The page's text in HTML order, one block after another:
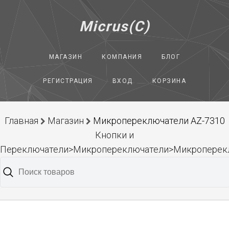
Micrus(C)
МАГАЗИН КОМПАНИЯ БЛОГ
РЕГИСТРАЦИЯ ВХОД КОРЗИНА
Главная Магазин
Микропереключатели AZ-7310
Кнопки и